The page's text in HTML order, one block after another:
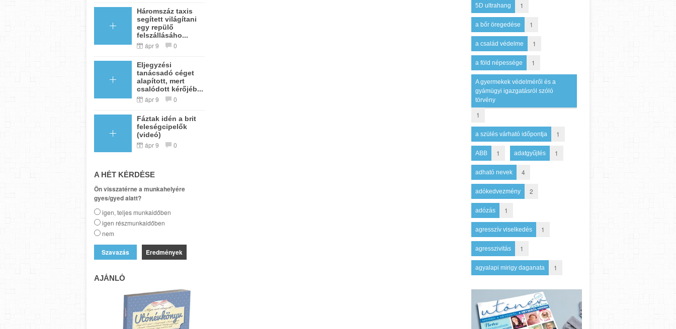
Háromszáz taxis
segített világítani
egy repülő
felszállásáho...
ápr 9 0
Eljegyzési
tanácsadó céget
alapított, mert
csalódott kérőjéb...
ápr 9 0
Fáztak idén a brit
feleségcipelők
(videó)
ápr 9 0
A HÉT KÉRDÉSE
Ön visszatérne a munkahelyére
gyes/gyed alatt?
igen, teljes munkaidőben
igen részmunkaidőben
nem
Eredmények
AJÁNLÓ
5D ultrahang 1
a bőr öregedése 1
a család védelme 1
a föld népessége 1
A gyermekek védelméről és a
gyámügyi igazgatásról szóló
törvény
1
a szülés várható időpontja 1
ABB 1 adatgyűjtés 1
adható nevek 4
adókedvezmény 2
adózás 1
agresszív viselkedés 1
agresszivitás 1
agyalapi mirigy daganata 1